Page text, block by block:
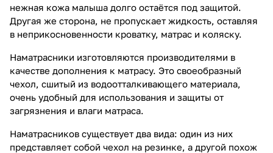
нежная кожа малыша долго остаётся под защитой.
Другая же сторона, не пропускает жидкость, оставляя
в неприкосновенности кроватку, матрас и коляску.
Наматрасники изготовляются производителями в
качестве дополнения к матрасу. Это своеобразный
чехол, сшитый из водоотталкивающего материала,
очень удобный для использования и защиты от
загрязнения и влаги матраса.
Наматрасников существует два вида: один из них
представляет собой чехол на резинке, а другой похож